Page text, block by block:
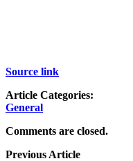
Source link
Article Categories:
General
Comments are closed.
Previous Article